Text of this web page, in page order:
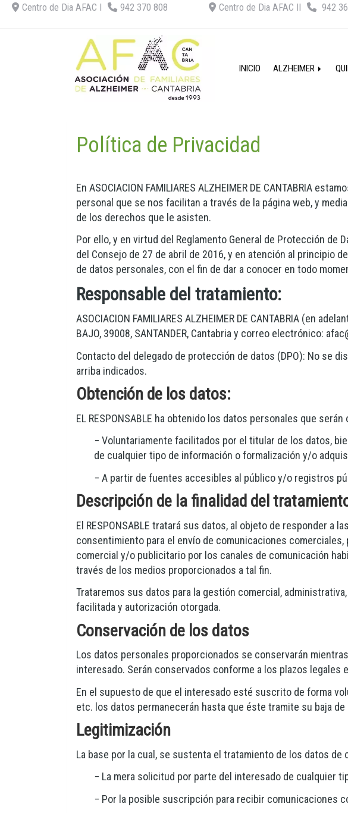
Centro de Dia AFAC I 942 370 808 Centro de Dia AFAC II 942
INICIO ALZHEIMER
Política de Privacidad
En ASOCIACION FAMILIARES ALZHEIMER DE CANTABRIA
personal que se nos facilitan a través de la página web, y
de los derechos que le asisten.
Por ello, y en virtud del Reglamento General de Protección de
del Consejo de 27 de abril de 2016, y en atención al principio
de datos personales, con el fin de dar a conocer en todo
Responsable del tratamiento:
ASOCIACION FAMILIARES ALZHEIMER DE CANTABRIA (en
BAJO, 39008, SANTANDER, Cantabria y correo electrónico:
Contacto del delegado de protección de datos (DPO): No se
arriba indicados.
Obtención de los datos:
EL RESPONSABLE ha obtenido los datos personales que
− Voluntariamente facilitados por el titular de los datos,
de cualquier tipo de información o formalización y/o
− A partir de fuentes accesibles al público y/o registros
Descripción de la finalidad del
El RESPONSABLE tratará sus datos, al objeto de responder
consentimiento para el envío de comunicaciones
comercial y/o publicitario por los canales de comunicación
través de los medios proporcionados a tal fin.
Trataremos sus datos para la gestión comercial,
facilitada y autorización otorgada.
Conservación de los datos
Los datos personales proporcionados se conservarán
interesado. Serán conservados conforme a los plazos
En el supuesto de que el interesado esté suscrito de forma
etc. los datos permanecerán hasta que éste tramite su baja
Legitimización
La base por la cual, se sustenta el tratamiento de los datos de
− La mera solicitud por parte del interesado de cualquier
− Por la posible suscripción para recibir comunicaciones